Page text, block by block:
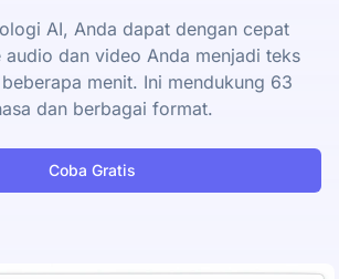
AI, Anda dapat dengan cepat
audio dan video Anda menjadi teks
menit. Ini mendukung 63
dan berbagai format.
Coba Gratis